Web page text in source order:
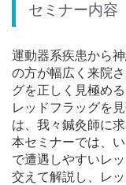
セミナー内容
運動器系疾患から
の方が幅広く来院
グを正しく見極め
レッドフラッグを
は、我々鍼灸師に
本セミナーでは、
で遭遇しやすいレ
交えて解説し、レ